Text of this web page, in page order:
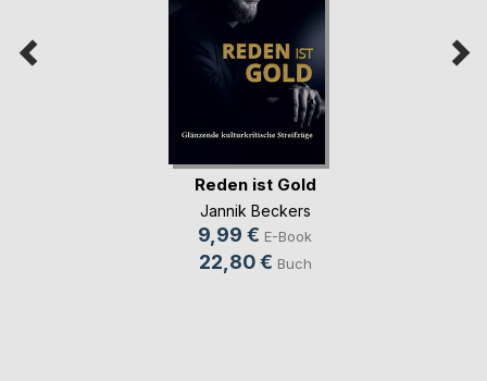
Reden ist Gold
Jannik Beckers
9,99 € E-Book
22,80 € Buch